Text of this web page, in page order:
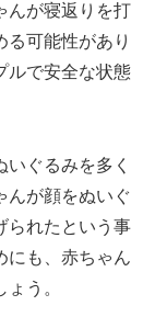
んが寝返りを打
る可能性があり
ルで安全な状態
ぐるみを多く
んが顔をぬいぐ
られたという事
にも、赤ちゃん
う。